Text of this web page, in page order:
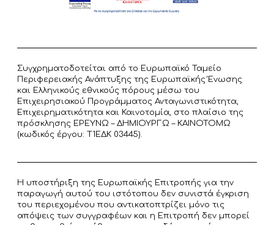
Συγχρηματοδοτείται από το Ευρωπαϊκό Ταμείο
Περιφερειακής Ανάπτυξης της Ευρωπαϊκής Ένωσης
και Ελληνικούς εθνικούς πόρους μέσω του
Επιχειρησιακού Προγράμματος Ανταγωνιστικότητα,
Επιχειρηματικότητα και Καινοτομία, στο πλαίσιο της
πρόσκλησης ΕΡΕΥΝΩ – ΔΗΜΙΟΥΡΓΩ – ΚΑΙΝΟΤΟΜΩ
(κωδικός έργου: T1ΕΔΚ 03445).
Η υποστήριξη της Ευρωπαϊκής Επιτροπής για την
παραγωγή αυτού του ιστότοπου δεν συνιστά έγκριση
του περιεχομένου που αντικατοπτρίζει μόνο τις
απόψεις των συγγραφέων και η Επιτροπή δεν μπορεί